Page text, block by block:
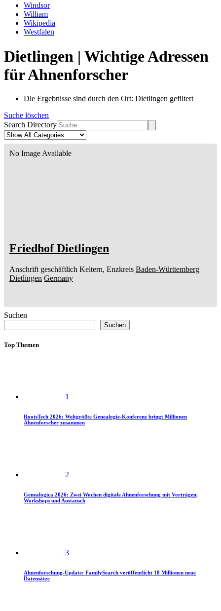
Windsor
William
Wikipedia
Westfalen
Dietlingen | Wichtige Adressen
für Ahnenforscher
Die Ergebnisse sind durch den Ort: Dietlingen gefiltert
Suche löschen
Search Directory
No Image Available
Friedhof Dietlingen
Anschrift geschäftlich Keltern, Enzkreis Baden-Württemberg
Dietlingen Germany
Suchen
Suchen
Top Themen
1
RootsTech 2026: Weltgrößte Genealogie-Konferenz bringt Millionen
Ahnenforscher zusammen
2
Genealogica 2026: Zwei Wochen digitale Ahnenforschung mit Vorträgen,
Workshops und Austausch
3
Ahnenforschung-Update: FamilySearch veröffentlicht 18 Millionen neue
Datensätze